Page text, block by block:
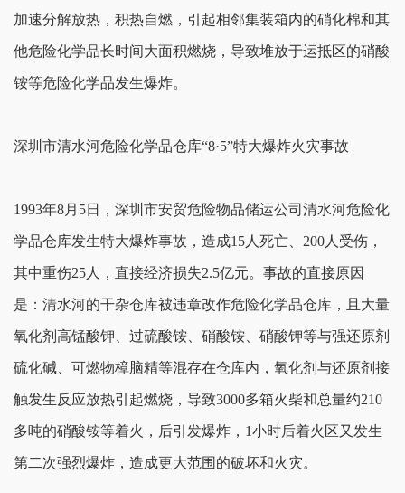
加速分解放热，积热自燃，引起相邻集装箱内的硝化棉和其
他危险化学品长时间大面积燃烧，导致堆放于运抵区的硝酸
铵等危险化学品发生爆炸。
深圳市清水河危险化学品仓库“8·5”特大爆炸火灾事故
1993年8月5日，深圳市安贸危险物品储运公司清水河危险化
学品仓库发生特大爆炸事故，造成15人死亡、200人受伤，
其中重伤25人，直接经济损失2.5亿元。事故的直接原因
是：清水河的干杂仓库被违章改作危险化学品仓库，且大量
氧化剂高锰酸钾、过硫酸铵、硝酸铵、硝酸钾等与强还原剂
硫化碱、可燃物樟脑精等混存在仓库内，氧化剂与还原剂接
触发生反应放热引起燃烧，导致3000多箱火柴和总量约210
多吨的硝酸铵等着火，后引发爆炸，1小时后着火区又发生
第二次强烈爆炸，造成更大范围的破坏和火灾。